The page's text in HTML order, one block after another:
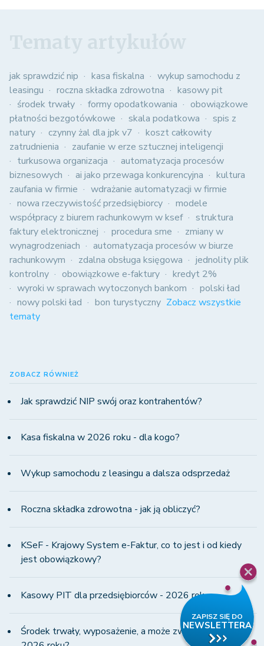
jak sprawdzić nip kasa fiskalna
wykup samochodu z
leasingu
roczna składka zdrowotna
kasowy pit
środek trwały
formy opodatkowania
obowiązkowe
płatności bezgotówkowe
skala podatkowa
spis z
natury
czynny żal dla jpk v7
koszt całkowity
zatrudnienia
zaufanie w erze sztucznej inteligencji
turkusowa organizacja
automatyzacja procesów
biznesowych
ai jako przewaga konkurencyjna
kultura
zaufania w firmie
wdrażanie automatyzacji w firmie
nowa rzeczywistość przedsiębiorcy
modele
współpracy z biurem rachunkowym w ksef
struktura
faktury elektronicznej
procedura sme
zmiany w
wynagrodzeniach
automatyzacja procesów w biurze
rachunkowym
zdalna obsługa księgowa
jednolity plik
kontrolny
obowiązkowe e-faktury
kredyt 2%
wyroki w sprawach wytoczonych bankom
polski ład
nowy polski ład
bon turystyczny Zobacz wszystkie
tematy
ZOBACZ RÓWNIEŻ
Jak sprawdzić NIP swój oraz kontrahentów?
Kasa fiskalna w 2026 roku - dla kogo?
Wykup samochodu z leasingu a dalsza odsprzedaż
Roczna składka zdrowotna - jak ją obliczyć?
KSeF - Krajowy System e-Faktur, co to jest i od kiedy
jest obowiązkowy?
Kasowy PIT dla przedsiębiorców - 2026 rok
Środek trwały, wyposażenie, a może zwykły wydatek w